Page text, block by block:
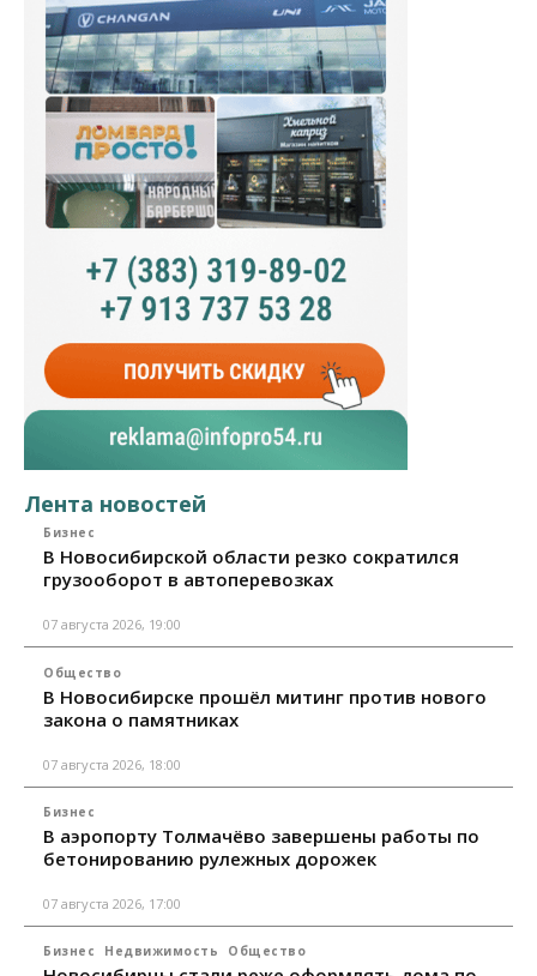
Лента новостей
Бизнес
В Новосибирской области резко сократился
грузооборот в автоперевозках
07 августа 2026, 19:00
Общество
В Новосибирске прошёл митинг против нового
закона о памятниках
07 августа 2026, 18:00
Бизнес
В аэропорту Толмачёво завершены работы по
бетонированию рулежных дорожек
07 августа 2026, 17:00
Бизнес Недвижимость Общество